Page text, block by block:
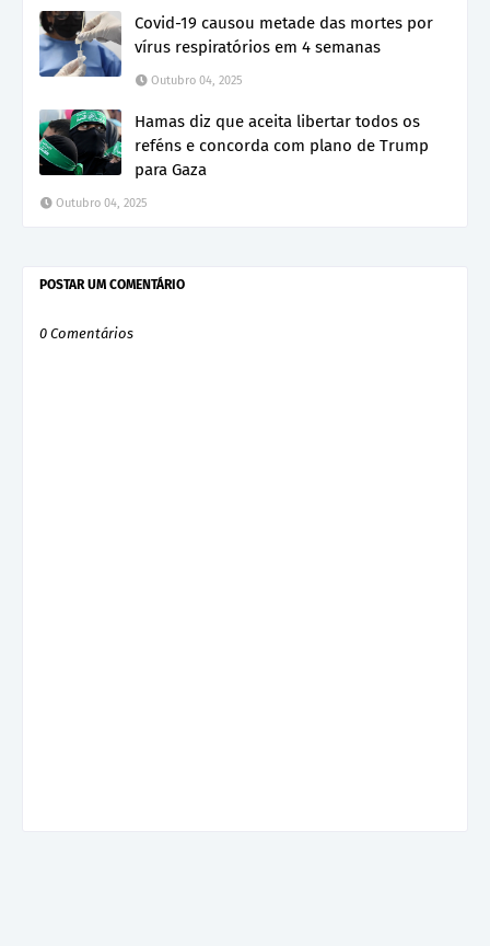
Covid-19 causou metade das mortes por
vírus respiratórios em 4 semanas
Outubro 04, 2025
Hamas diz que aceita libertar todos os
reféns e concorda com plano de Trump
para Gaza
Outubro 04, 2025
POSTAR UM COMENTÁRIO
0 Comentários